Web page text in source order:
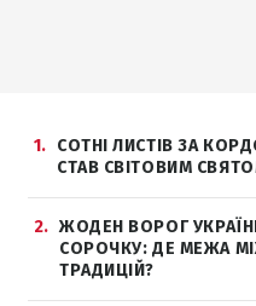
1
СОТНІ ЛИСТІВ ЗА
СТАВ СВІТОВИМ
2
ЖОДЕН ВОРОГ
СОРОЧКУ: ДЕ МЕЖА
ТРАДИЦІЙ?